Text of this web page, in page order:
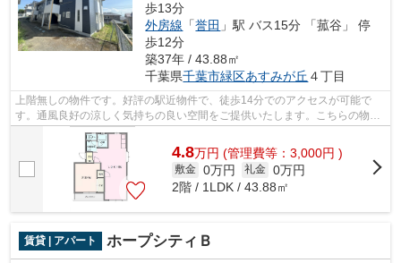
歩13分
外房線 「誉田 」駅 バス15分 「菰谷」 停
歩12分
築37年 / 43.88㎡
千葉県千葉市緑区あすみが丘 ４丁目
上階無しの物件です。好評の駅近物件で、徒歩14分でのアクセスが可能で
す。通風良好の涼しく気持ちの良い空間をご提供いたします。こちらの物件
は自走式駐車場がご利用いただけます。...
4.8万円 (管理費等：3,000円 )
敷金 0万円 礼金 0万円
2階 / 1LDK / 43.88㎡
賃貸 | アパート ホープシティＢ